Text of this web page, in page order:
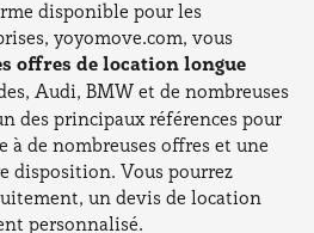
disponible pour les
yoyomove.com, vous
offres de location longue
Audi, BMW et de nombreuses
des principaux références pour
à de nombreuses offres et une
disposition. Vous pourrez
un devis de location
personnalisé.